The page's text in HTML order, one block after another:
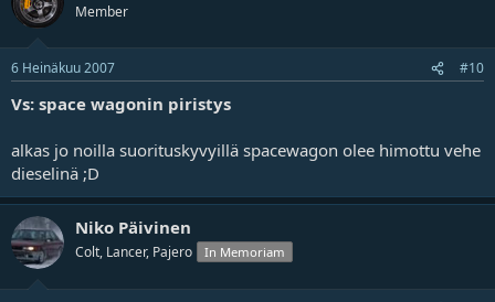
Member
6 Heinäkuu 2007 #10
Vs: space wagonin piristys
alkas jo noilla suorituskyvyillä spacewagon olee himottu vehe
dieselinä ;D
Niko Päivinen
Colt, Lancer, Pajero In Memoriam